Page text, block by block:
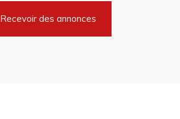
Recevoir des annonces